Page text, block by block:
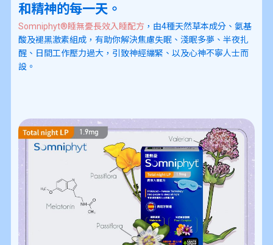
和精神的每一天。
Somniphyt®睡無憂長效入睡配方 ，由4種天然草本成分、氨基
酸及褪黑激素組成，有助你解決焦慮失眠、淺眠多夢、半夜扎
醒、日間工作壓力過大，引致神經繃緊、以及心神不寧人士而
設。